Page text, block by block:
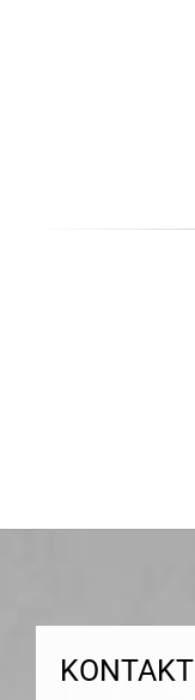
KONTAKT